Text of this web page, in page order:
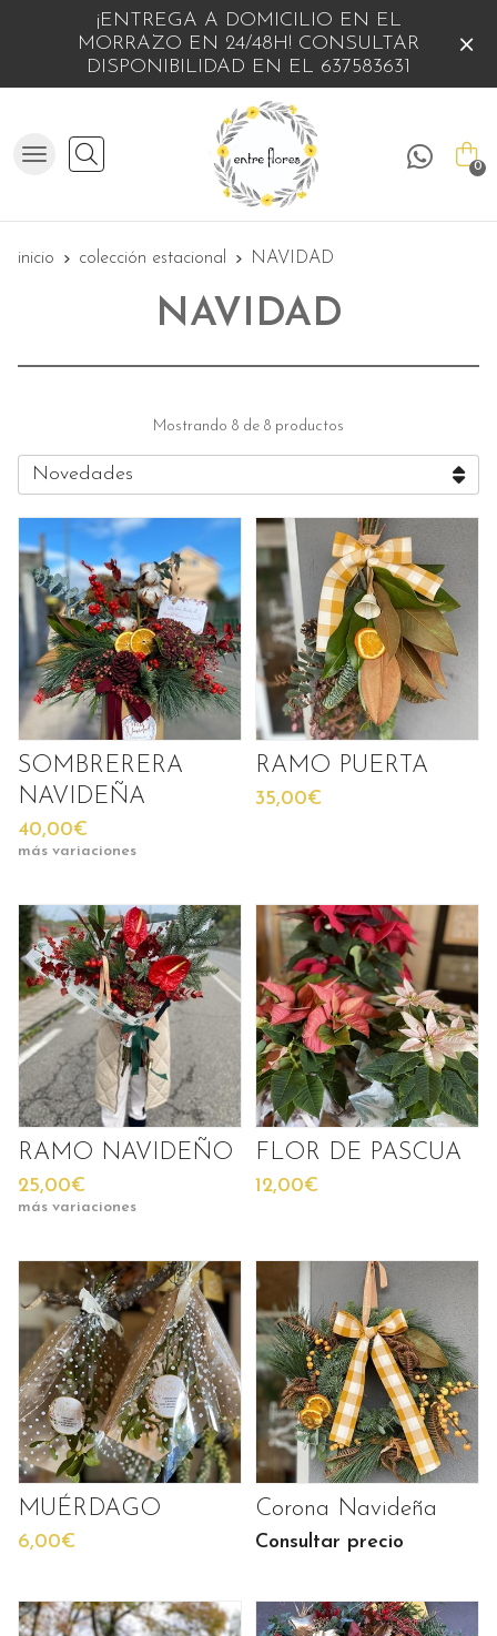
¡ENTREGA A DOMICILIO EN EL
MORRAZO EN 24/48H! CONSULTAR
DISPONIBILIDAD EN EL 637583631
Buscar 0
inicio colección estacional NAVIDAD
NAVIDAD
Mostrando 8 de 8 productos
SOMBRERERA
NAVIDEÑA
40,00€
más variaciones
RAMO PUERTA
35,00€
RAMO NAVIDEÑO
25,00€
más variaciones
FLOR DE PASCUA
12,00€
MUÉRDAGO
6,00€
Corona Navideña
Consultar precio